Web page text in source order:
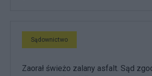
Sądownictwo
Zaorał świeżo zalany asfalt. Sąd